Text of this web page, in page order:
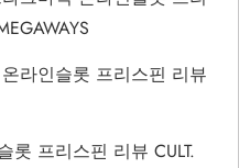
라인슬롯 프리스핀 리뷰
롯 프리스핀 리뷰 CULT.